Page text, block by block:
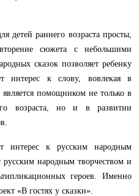
детей раннего возраста просты,
сюжета с небольшими
сказок позволяет ребенку
интерес к слову, вовлекая в
помощником не только в
возраста,но и в развитии
интерес к русским народным
народным творчеством и
героев. Именно
«В гостях у сказки».